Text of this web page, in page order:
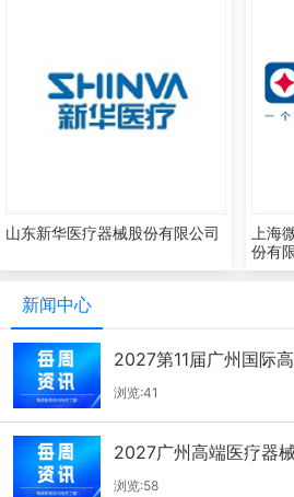
山东新华医疗器械股份有限公司
上海
份有
新闻中心
2027第11届广州国际
报（7.22-7.28）
浏览:41
2027广州高端医疗器
-27日）
浏览:58